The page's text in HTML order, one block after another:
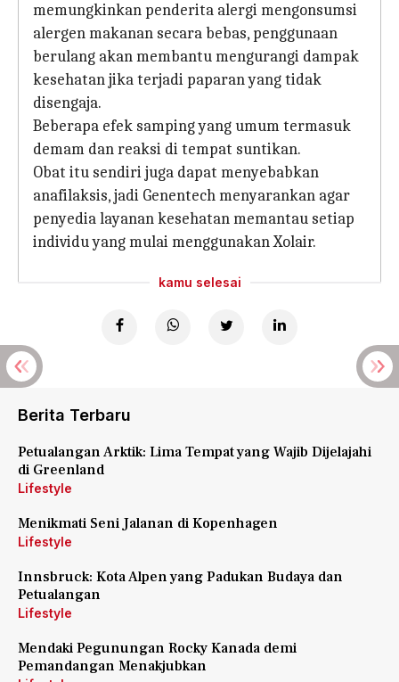
memungkinkan penderita alergi mengonsumsi
alergen makanan secara bebas, penggunaan
berulang akan membantu mengurangi dampak
kesehatan jika terjadi paparan yang tidak
disengaja.
Beberapa efek samping yang umum termasuk
demam dan reaksi di tempat suntikan.
Obat itu sendiri juga dapat menyebabkan
anafilaksis, jadi Genentech menyarankan agar
penyedia layanan kesehatan memantau setiap
individu yang mulai menggunakan Xolair.
kamu selesai
Berita Terbaru
Petualangan Arktik: Lima Tempat yang Wajib Dijelajahi
di Greenland
Lifestyle
Menikmati Seni Jalanan di Kopenhagen
Lifestyle
Innsbruck: Kota Alpen yang Padukan Budaya dan
Petualangan
Lifestyle
Mendaki Pegunungan Rocky Kanada demi
Pemandangan Menakjubkan